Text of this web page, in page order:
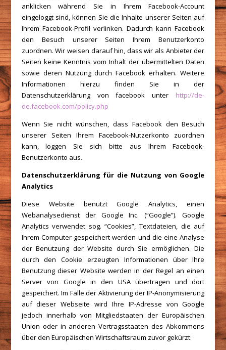
anklicken während Sie in Ihrem Facebook-Account
eingeloggt sind, können Sie die Inhalte unserer Seiten auf
Ihrem Facebook-Profil verlinken. Dadurch kann Facebook
den Besuch unserer Seiten Ihrem Benutzerkonto
zuordnen. Wir weisen darauf hin, dass wir als Anbieter der
Seiten keine Kenntnis vom Inhalt der übermittelten Daten
sowie deren Nutzung durch Facebook erhalten. Weitere
Informationen hierzu finden Sie in der
Datenschutzerklärung von facebook unter http://de-
de.facebook.com/policy.php
Wenn Sie nicht wünschen, dass Facebook den Besuch
unserer Seiten Ihrem Facebook-Nutzerkonto zuordnen
kann, loggen Sie sich bitte aus Ihrem Facebook-
Benutzerkonto aus.
Datenschutzerklärung für die Nutzung von Google
Analytics
Diese Website benutzt Google Analytics, einen
Webanalysedienst der Google Inc. (“Google”). Google
Analytics verwendet sog. “Cookies”, Textdateien, die auf
Ihrem Computer gespeichert werden und die eine Analyse
der Benutzung der Website durch Sie ermöglichen. Die
durch den Cookie erzeugten Informationen über Ihre
Benutzung dieser Website werden in der Regel an einen
Server von Google in den USA übertragen und dort
gespeichert. Im Falle der Aktivierung der IP-Anonymisierung
auf dieser Webseite wird Ihre IP-Adresse von Google
jedoch innerhalb von Mitgliedstaaten der Europäischen
Union oder in anderen Vertragsstaaten des Abkommens
über den Europäischen Wirtschaftsraum zuvor gekürzt.